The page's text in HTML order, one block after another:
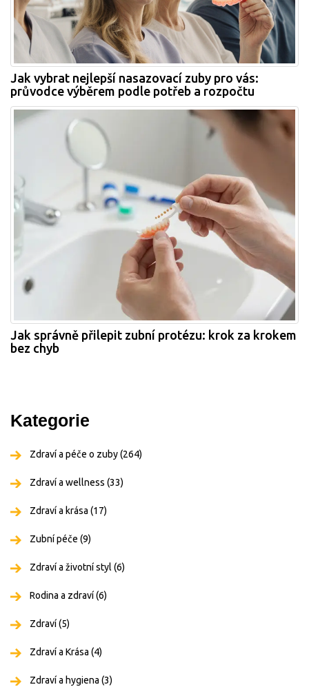
Jak vybrat nejlepší nasazovací zuby pro vás:
průvodce výběrem podle potřeb a rozpočtu
Jak správně přilepit zubní protézu: krok za krokem
bez chyb
Kategorie
Zdraví a péče o zuby(264)
Zdraví a wellness (33)
Zdraví a krása (17)
Zubní péče (9)
Zdraví a životní styl (6)
Rodina a zdraví(6)
Zdraví(5)
Zdraví a Krása (4)
Zdraví a hygiena (3)